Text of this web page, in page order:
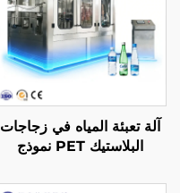
آلة تعبئة المياه في زجاجات
البلاستيك PET نموذج